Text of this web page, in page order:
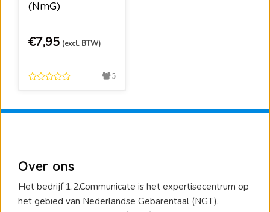
(NmG)
€7,95 (excl. BTW)
5
Over ons
Het bedrijf 1.2.Communicate is het expertisecentrum op
het gebied van Nederlandse Gebarentaal (NGT),